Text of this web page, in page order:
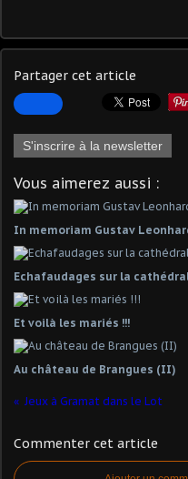
Partager cet article
S'inscrire à la newsletter
Vous aimerez aussi :
In memoriam Gustav
Echafaudages sur la
Et voilà les mariés !!!
Au château de Brangues (II)
Jeux à Gramat dans le Lot
Commenter cet article